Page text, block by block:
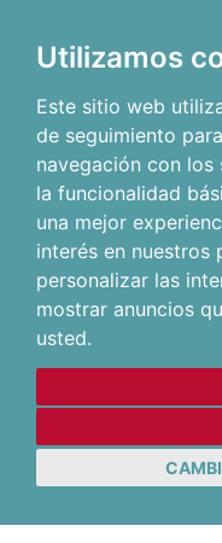
Utilizamos
Este sitio web
de seguimiento
navegación con los
la funcionalidad
una mejor
interés en
personalizar las
mostrar anuncios
usted.